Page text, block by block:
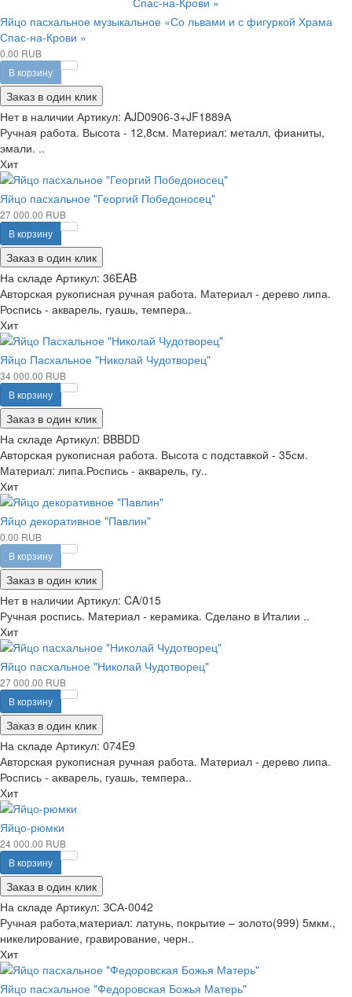
Яйцо пасхальное музыкальное «Со львами и с фигуркой Храма
Спас-на-Крови »
0.00 RUB
В корзину
Заказ в один клик
Нет в наличии Артикул: AJD0906-3+JF1889А
Ручная работа. Высота - 12,8см. Материал: металл, фианиты,
эмали. ..
Хит
Яйцо пасхальное "Георгий Победоносец"
27 000.00 RUB
В корзину
Заказ в один клик
На складе Артикул: 36EAB
Авторская рукописная ручная работа. Материал - дерево липа.
Роспись - акварель, гуашь, темпера..
Хит
Яйцо Пасхальное "Николай Чудотворец"
34 000.00 RUB
В корзину
Заказ в один клик
На складе Артикул: BBBDD
Авторская рукописная работа. Высота с подставкой - 35см.
Материал: липа.Роспись - акварель, гу..
Хит
Яйцо декоративное "Павлин"
0.00 RUB
В корзину
Заказ в один клик
Нет в наличии Артикул: CA/015
Ручная роспись. Материал - керамика. Сделано в Италии ..
Хит
Яйцо пасхальное "Николай Чудотворец"
27 000.00 RUB
В корзину
Заказ в один клик
На складе Артикул: 074E9
Авторская рукописная ручная работа. Материал - дерево липа.
Роспись - акварель, гуашь, темпера..
Хит
Яйцо-рюмки
24 000.00 RUB
В корзину
Заказ в один клик
На складе Артикул: ЗСА-0042
Ручная работа,материал: латунь, покрытие – золото(999) 5мкм.,
никелирование, гравирование, черн..
Хит
Яйцо пасхальное "Федоровская Божья Матерь"